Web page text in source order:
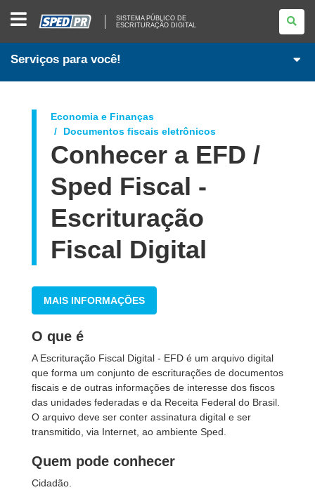
PÚBLICO
DE
ESCRITURAÇÃO
SISTEMA PÚBLICO DE
ESCRITURAÇÃO DIGITAL
Serviços para você!
Economia e Finanças
Documentos fiscais eletrônicos
Conhecer a EFD /
Sped Fiscal -
Escrituração
Fiscal Digital
MAIS INFORMAÇÕES
O que é
A Escrituração Fiscal Digital - EFD é um arquivo digital
que forma um conjunto de escriturações de documentos
fiscais e de outras informações de interesse dos fiscos
das unidades federadas e da Receita Federal do Brasil.
O arquivo deve ser conter assinatura digital e ser
transmitido, via Internet, ao ambiente Sped.
Quem pode conhecer
Cidadão.